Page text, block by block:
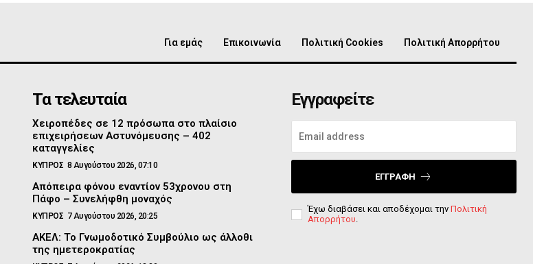
Για εμάς Επικοινωνία Πολιτική Cookies Πολιτική Απορρήτου
Τα τελευταία
Χειροπέδες σε 12 πρόσωπα στο πλαίσιο
επιχειρήσεων Αστυνόμευσης – 402
καταγγελίες
ΚΥΠΡΟΣ 8 Αυγούστου 2026, 07:10
Απόπειρα φόνου εναντίον 53χρονου στη
Πάφο – Συνελήφθη μοναχός
ΚΥΠΡΟΣ 7 Αυγούστου 2026, 20:25
ΑΚΕΛ: Το Γνωμοδοτικό Συμβούλιο ως άλλοθι
της ημετεροκρατίας
Εγγραφείτε
ΕΓΓΡΑΦΉ
Έχω διαβάσει και αποδέχομαι την Πολιτική
Απορρήτου.